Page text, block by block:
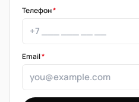
Телефон*
Email*